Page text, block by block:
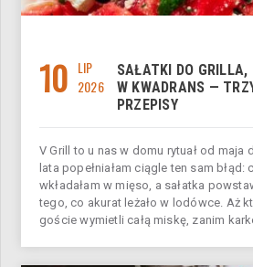
10 LIP
2026
SAŁATKI DO GRILLA,
W KWADRANS —
PRZEPISY
V Grill to u nas w domu rytuał od maja
lata popełniałam ciągle ten sam błąd:
wkładałam w mięso, a sałatka
tego, co akurat leżało w lodówce. Aż
goście wymietli całą miskę, zanim